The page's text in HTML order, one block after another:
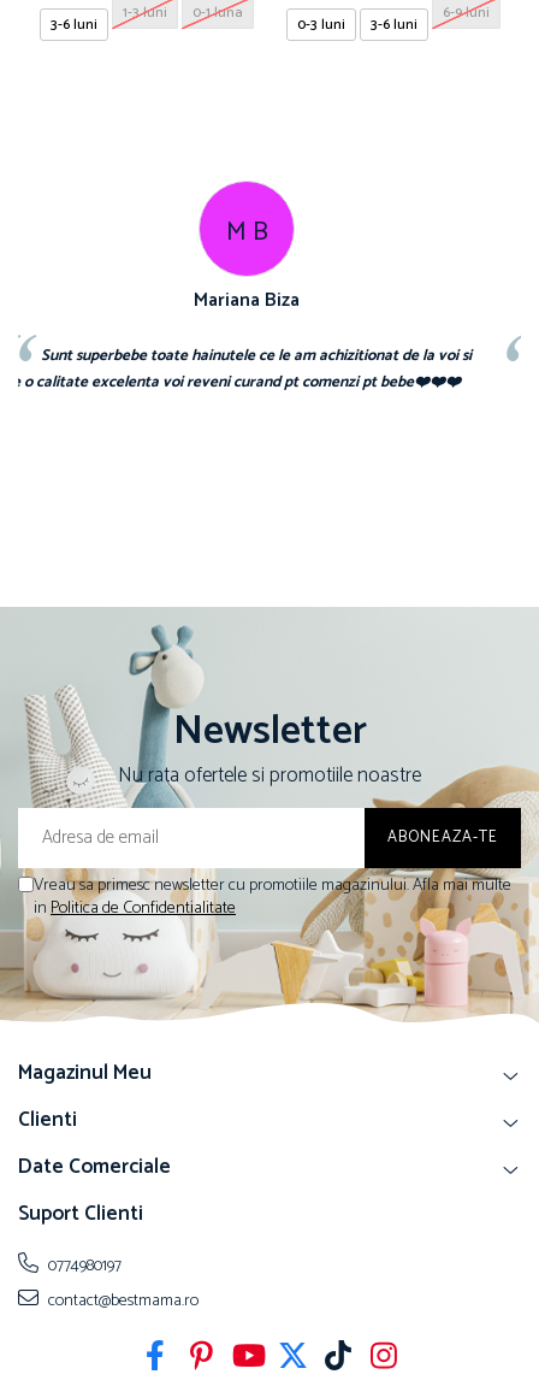
3-6 luni
1-3 luni 0-1 luna
0-3 luni 3-6 luni
6-9 luni
voi si
Cosmin Ionuț Teaca
Recomand cu drag!
Newsletter
Nu rata ofertele si promotiile noastre
Vreau sa primesc newsletter cu promotiile magazinului. Afla mai multe
inPolitica de Confidentialitate
Magazinul Meu
Clienti
Date Comerciale
Suport Clienti
0774980197
contact@bestmama.ro